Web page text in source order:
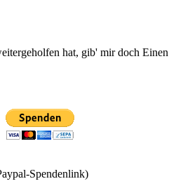
hat, gib' mir doch Einen
Spendenlink)